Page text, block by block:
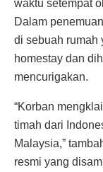
waktu setempat
Dalam
di sebuah rumah
homestay dan
mencurigakan.
“Korban
timah dari
Malaysia,”
resmi yang